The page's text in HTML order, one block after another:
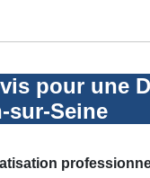
pour une
sur-Seine